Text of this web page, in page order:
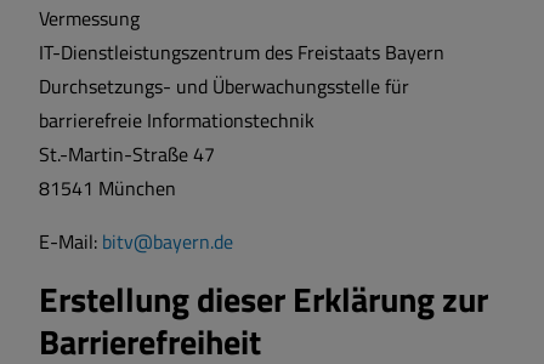
Vermessung
IT-Dienstleistungszentrum des Freistaats Bayern
Durchsetzungs- und Überwachungsstelle für
barrierefreie Informationstechnik
St.-Martin-Straße 47
81541 München
E-Mail: bitv@bayern.de
Erstellung dieser Erklärung zur
Barrierefreiheit